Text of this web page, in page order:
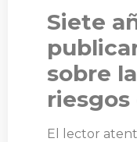
Siete
sobre
riesgos
El lector